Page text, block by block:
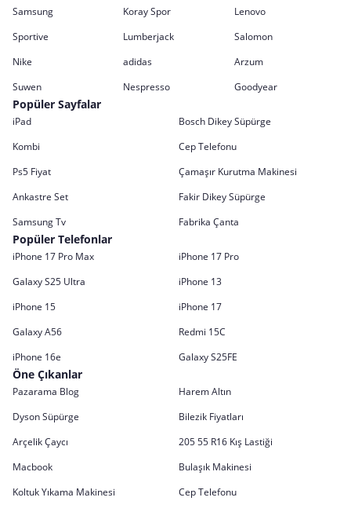
Samsung Koray Spor
Lenovo
Sportive
Lumberjack
Salomon
Nike
adidas
Arzum
Suwen
Nespresso Goodyear
Popüler Sayfalar
iPad
Bosch Dikey Süpürge
Kombi
Cep Telefonu
Ps5 Fiyat
Çamaşır Kurutma Makinesi
Ankastre Set
Fakir Dikey Süpürge
Samsung Tv
Fabrika Çanta
Popüler Telefonlar
iPhone 17 Pro Max
iPhone 17 Pro
Galaxy S25 Ultra
iPhone 13
iPhone 15
iPhone 17
Galaxy A56
Redmi 15C
iPhone 16e
Galaxy S25FE
Öne Çıkanlar
Pazarama Blog
Harem Altın
Dyson Süpürge
Bilezik Fiyatları
Arçelik Çaycı
205 55 R16 Kış Lastiği
Macbook
Bulaşık Makinesi
Koltuk Yıkama Makinesi
Cep Telefonu